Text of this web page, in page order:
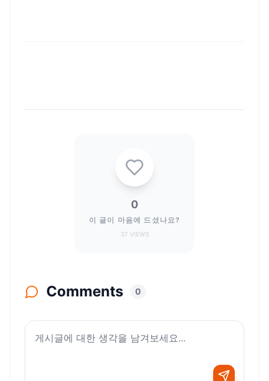
0
이 글이 마음에 드셨나요?
37 VIEWS
Comments 0